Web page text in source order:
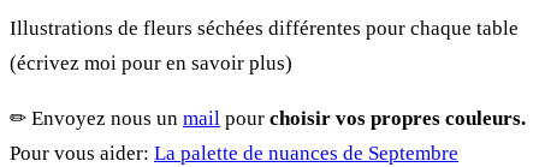
Illustrations de fleurs séchées différentes pour chaque table
(écrivez moi pour en savoir plus)
✏︎ Envoyez nous un mail pour choisir vos propres couleurs.
Pour vous aider: La palette de nuances de Septembre